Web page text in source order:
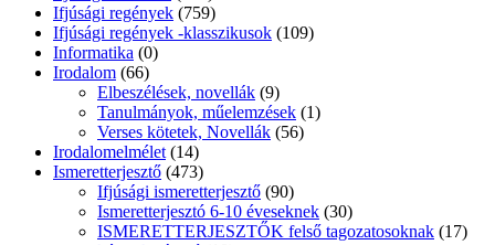
Ifjúsági regények (759)
Ifjúsági regények -klasszikusok (109)
Informatika (0)
Irodalom (66)
Elbeszélések, novellák (9)
Tanulmányok, műelemzések (1)
Verses kötetek, Novellák (56)
Irodalomelmélet (14)
Ismeretterjesztő (473)
Ifjúsági ismeretterjesztő (90)
Ismeretterjesztó 6-10 éveseknek (30)
ISMERETTERJESZTŐK felső tagozatosoknak (17)